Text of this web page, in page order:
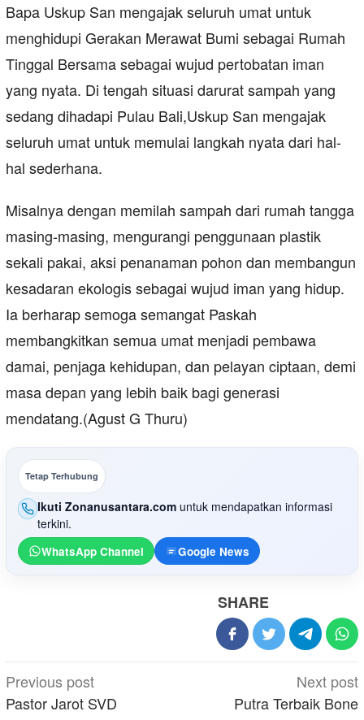
Bapa Uskup San mengajak seluruh umat untuk
menghidupi Gerakan Merawat Bumi sebagai Rumah
Tinggal Bersama sebagai wujud pertobatan iman
yang nyata. Di tengah situasi darurat sampah yang
sedang dihadapi Pulau Bali,Uskup San mengajak
seluruh umat untuk memulai langkah nyata dari hal-
hal sederhana.
Misalnya dengan memilah sampah dari rumah tangga
masing-masing, mengurangi penggunaan plastik
sekali pakai, aksi penanaman pohon dan membangun
kesadaran ekologis sebagai wujud iman yang hidup.
Ia berharap semoga semangat Paskah
membangkitkan semua umat menjadi pembawa
damai, penjaga kehidupan, dan pelayan ciptaan, demi
masa depan yang lebih baik bagi generasi
mendatang.(Agust G Thuru)
Tetap Terhubung
Ikuti Zonanusantara.com untuk mendapatkan informasi
terkini.
WhatsApp Channel Google News
SHARE
Post
navigation
Previous post
Pastor Jarot SVD
Next post
Putra Terbaik Bone